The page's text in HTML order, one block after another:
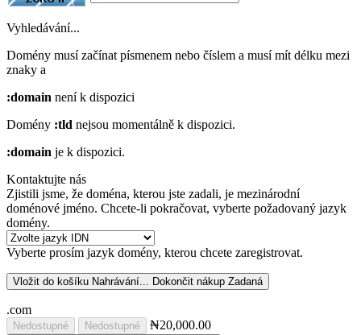
Vyhledávání...
Domény musí začínat písmenem nebo číslem a musí mít délku mezi
znaky a
:domain není k dispozici
Domény :tld nejsou momentálně k dispozici.
:domain je k dispozici.
Kontaktujte nás
Zjistili jsme, že doména, kterou jste zadali, je mezinárodní
doménové jméno. Chcete-li pokračovat, vyberte požadovaný jazyk
domény.
Vyberte prosím jazyk domény, kterou chcete zaregistrovat.
Vložit do košíku Nahrávání... Dokončit nákup Zadaná
.com
Nedostupné Nedostupné ₦20,000.00